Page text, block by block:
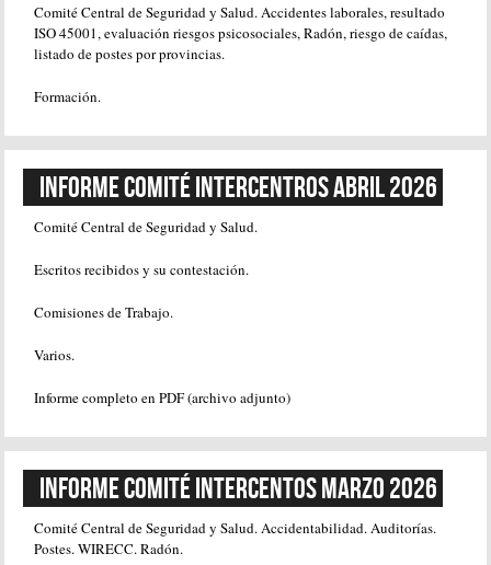
Comité Central de Seguridad y Salud. Accidentes laborales, resultado
ISO 45001, evaluación riesgos psicosociales, Radón, riesgo de caídas,
listado de postes por provincias.
Formación.
Informe Comité Intercentros Abril 2026
Comité Central de Seguridad y Salud.
Escritos recibidos y su contestación.
Comisiones de Trabajo.
Varios.
Informe completo en PDF (archivo adjunto)
Informe Comité Intercentos Marzo 2026
Comité Central de Seguridad y Salud. Accidentabilidad. Auditorías.
Postes. WIRECC. Radón.